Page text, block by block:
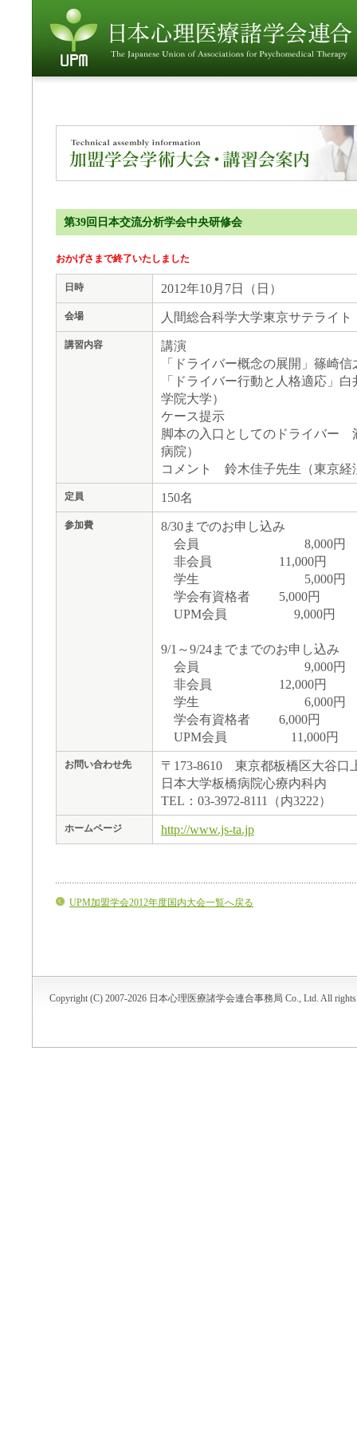
第39回日本交流分析学会中央研修会
おかげさまで終了いたしました
日時 2012年10月7日（日）
会場 人間総合科学大学東京サテライ
講習内容
講演
「ドライバー概念の展開」篠崎
「ドライバー行動と人格適応」
学院大学）
ケース提示
脚本の入口としてのドライバー
病院）
コメント 鈴木佳子先生（東京経
定員 150名
参加費
8/30までのお申し込み
会員 8,000円
非会員 11,000円
学生 5,000円
学会有資格者 5,000円
UPM会員 9,000円
9/1～9/24までまでのお申し込み
会員 9,000円
非会員 12,000円
学生 6,000円
学会有資格者 6,000円
UPM会員 11,000円
お問い合わせ先
〒173-8610 東京都板橋区大谷口
日本大学板橋病院心療内科内
TEL：03-3972-8111（内3222）
ホームページ http://www.js-ta.jp
UPM加盟学会2012年度国内大会一覧へ戻る
Copyright (C) 2007-2026 日本心理医療諸学会連合事務局 Co., Ltd. All rights